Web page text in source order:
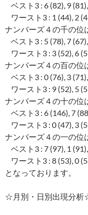
ベスト3 : 6 (82), 9
ワースト3 : 1 (44), 2
ナンバーズ４の千の位
ベスト3 : 5 (78), 7
ワースト3 : 3 (52), 6
ナンバーズ４の百の位
ベスト3 : 0 (76), 3
ワースト3 : 9 (52), 5
ナンバーズ４の十の位
ベスト3 : 6 (146), 7
ワースト3 : 0 (47), 3
ナンバーズ４の一の位
ベスト3 : 7 (97), 1
ワースト3 : 8 (53), 0
となっております。
☆月別・日別出現分